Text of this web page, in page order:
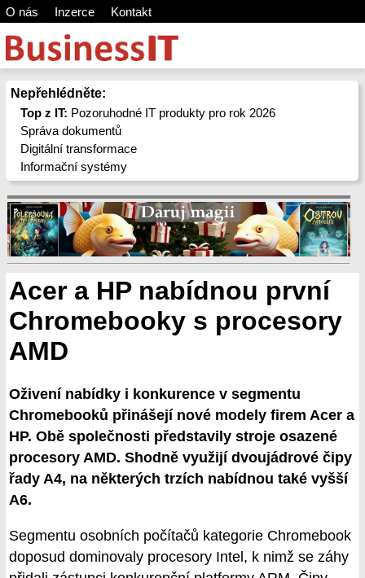
O nás Inzerce Kontakt
Nepřehlédněte:
Top z IT: Pozoruhodné IT produkty pro rok 2026
Správa dokumentů
Digitální transformace
Informační systémy
Acer a HP nabídnou první
Chromebooky s procesory
AMD
Oživení nabídky i konkurence v segmentu
Chromebooků přinášejí nové modely firem Acer a
HP. Obě společnosti představily stroje osazené
procesory AMD. Shodně využijí dvoujádrové čipy
řady A4, na některých trzích nabídnou také vyšší
A6.
Segmentu osobních počítačů kategorie Chromebook
doposud dominovaly procesory Intel, k nimž se záhy